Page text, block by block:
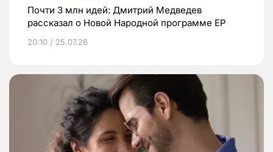
Почти 3 млн идей: Дмитрий Медведев
рассказал о Новой Народной программе ЕР
20:10 / 25.07.26